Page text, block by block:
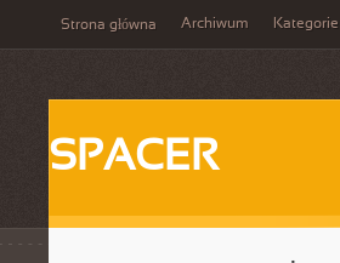
Strona główna Archiwum Kategorie
SPACER